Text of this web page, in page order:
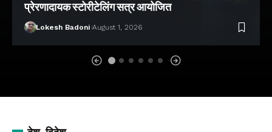
प्रेरणादायक स्टोरीटेलिंग सत्र आयोजित
Lokesh Badoni August 1, 2026